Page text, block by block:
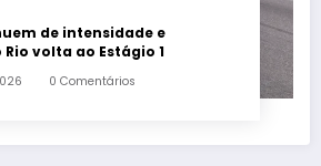
de intensidade e
volta ao Estágio 1
0 Comentários